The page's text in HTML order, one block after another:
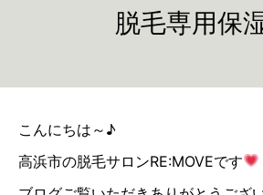
脱毛専用保
こんにちは～♪
高浜市の脱毛サロンRE:MOVEです